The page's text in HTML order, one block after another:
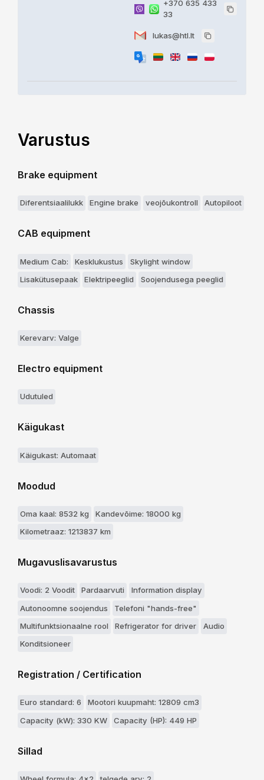
+370 635 433
33
lukas@htl.lt
Varustus
Brake equipment
Diferentsiaalilukk Engine brake veojõukontroll Autopiloot
CAB equipment
Medium Cab: Kesklukustus
Skylight window
Lisakütusepaak
Elektripeeglid Soojendusega peeglid
Chassis
Kerevarv: Valge
Electro equipment
Udutuled
Käigukast
Käigukast: Automaat
Moodud
Oma kaal: 8532 kg
Kandevõime: 18000 kg
Kilometraaz: 1213837 km
Mugavuslisavarustus
Voodi: 2 Voodit Pardaarvuti
Information display
Autonoomne soojendus
Telefoni "hands-free"
Multifunktsionaalne rool
Refrigerator for driver
Audio
Konditsioneer
Registration / Certification
Euro standard: 6
Mootori kuupmaht: 12809 cm3
Capacity (kW): 330 KW
Capacity (HP): 449 HP
Sillad